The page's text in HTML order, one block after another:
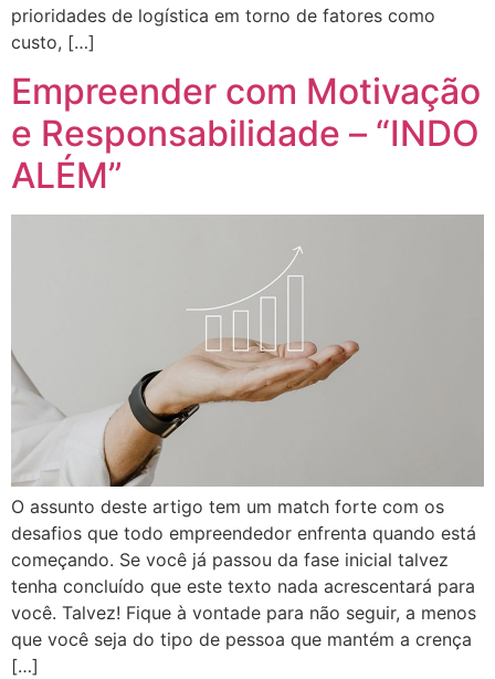
prioridades de logística em torno de fatores como
custo, […]
Empreender com Motivação
e Responsabilidade – “INDO
ALÉM”
O assunto deste artigo tem um match forte com os
desafios que todo empreendedor enfrenta quando está
começando. Se você já passou da fase inicial talvez
tenha concluído que este texto nada acrescentará para
você. Talvez! Fique à vontade para não seguir, a menos
que você seja do tipo de pessoa que mantém a crença
[…]